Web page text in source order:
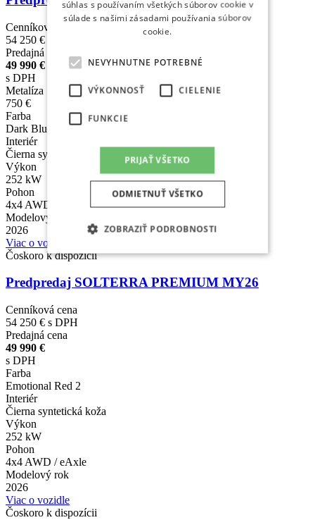
Cenníková cena
54 250 €
Predajná cena
49 990 €
s DPH
Metalíza
750 €
Farba
Dark Blue Mica
Interiér
Čierna syntetická koža
Výkon
252 kW
Pohon
4x4 AWD / eAxle
Modelový rok
2026
Viac o vozidle
Čoskoro k dispozícii
Predpredaj SOLTERRA PREMIUM MY26
Cenníková cena
54 250 € s DPH
Predajná cena
49 990 €
s DPH
Farba
Emotional Red 2
Interiér
Čierna syntetická koža
Výkon
252 kW
Pohon
4x4 AWD / eAxle
Modelový rok
2026
Viac o vozidle
Čoskoro k dispozícii
súhlas s používaním všetkých súborov cookie v
súlade s našimi zásadami používania súborov
cookie.
NEVYHNUTNE POTREBNÉ
VÝKONNOSŤ CIELENIE
FUNKCIE
PRIJAŤ VŠETKO
ODMIETNUŤ VŠETKO
ZOBRAZIŤ PODROBNOSTI